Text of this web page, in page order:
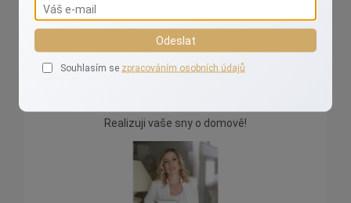
Realizuji vaše sny o domově!
Odeslat
Souhlasím se zpracováním osobních údajů